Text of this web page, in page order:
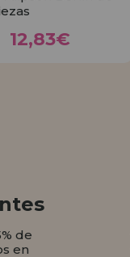
12,83€
de
en